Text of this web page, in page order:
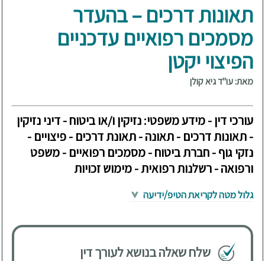
תאונות דרכים – בהעדר
מסמכים רפואיים עדכניים
הפיצוי יקטן
מאת: עו"ד גיא קולן
עורכי דין - מידע משפטי: נזיקין ו/או ביטוח - דיני נזיקין
- תאונות דרכים - תאונה - תאונת דרכים - פיצויים -
נזקי גוף - חברת ביטוח - מסמכים רפואיים - משפט
ורפואה - רשלנות רפואית - מימוש זכויות
גלול מטה לקריאת הטיפ/ידיעה
שלח שאלה בנושא לעורך דין